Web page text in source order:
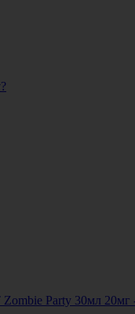
Party 30мл 20мг